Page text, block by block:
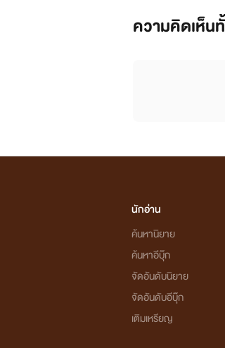
มาค้นหา'ความรัก'ในค
ก้าวเข้าสู่ปีที่ห้า
สำหรั
หาหนั
ความคิดเห็น
นักอ่าน
ค้นหานิยาย
ค้นหาอีบุ๊ก
จัดอันดับนิยาย
จัดอันดับอีบุ๊ก
เติมเหรียญ